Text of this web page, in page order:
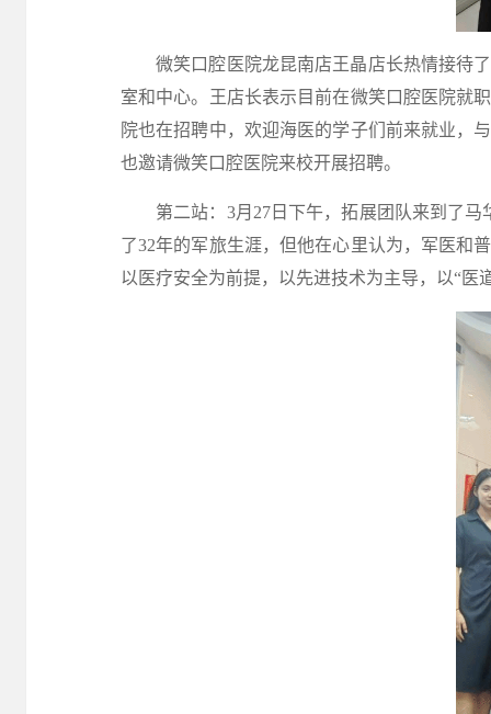
微笑口腔医院龙昆南店王晶店长热情接待
室和中心。王店长表示目前在微笑口腔医院就
院也在招聘中，欢迎海医的学子们前来就业，
也邀请微笑口腔医院来校开展招聘。
第二站： 3月27日下午，拓展团队来到了
了32年的军旅生涯，但他在心里认为，军医和
以医疗安全为前提，以先进技术为主导，以“医